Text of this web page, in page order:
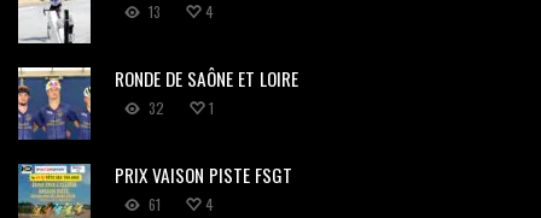
13 4
RONDE DE SAÔNE ET LOIRE
32 1
PRIX VAISON PISTE FSGT
61 4